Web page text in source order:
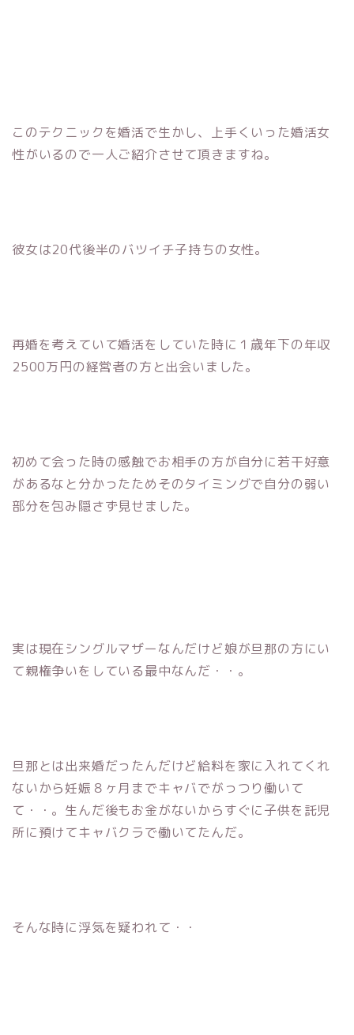
このテクニックを婚活で生かし、上手くいった婚活女
性がいるので一人ご紹介させて頂きますね。
彼女は20代後半のバツイチ子持ちの女性。
再婚を考えていて婚活をしていた時に１歳年下の年収
2500万円の経営者の方と出会いました。
初めて会った時の感触でお相手の方が自分に若干好意
があるなと分かったためそのタイミングで自分の弱い
部分を包み隠さず見せました。
実は現在シングルマザーなんだけど娘が旦那の方にい
て親権争いをしている最中なんだ・・。
旦那とは出来婚だったんだけど給料を家に入れてくれ
ないから妊娠８ヶ月までキャバでがっつり働いて
て・・。生んだ後もお金がないからすぐに子供を託児
所に預けてキャバクラで働いてたんだ。
そんな時に浮気を疑われて・・